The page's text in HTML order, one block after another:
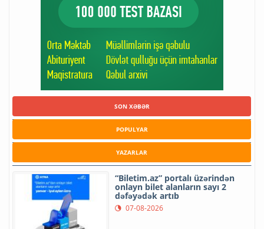
SON XƏBƏR
POPULYAR
YAZARLAR
“Biletim.az” portalı üzərindən
onlayn bilet alanların sayı 2
dəfəyədək artıb
07-08-2026